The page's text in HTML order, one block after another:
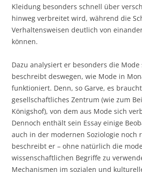
Kleidung besonders schnell über
hinweg verbreitet wird, während die
Verhaltensweisen deutlich von
können.
Dazu analysiert er besonders die
beschreibt deswegen, wie Mode in
funktioniert. Denn, so Garve, es
gesellschaftliches Zentrum (wie zum
Königshof), von dem aus Mode sich
Dennoch enthält sein Essay einige
auch in der modernen Soziologie noch
beschreibt er – ohne natürlich die
wissenschaftlichen Begriffe zu
Mechanismen im sozialen und